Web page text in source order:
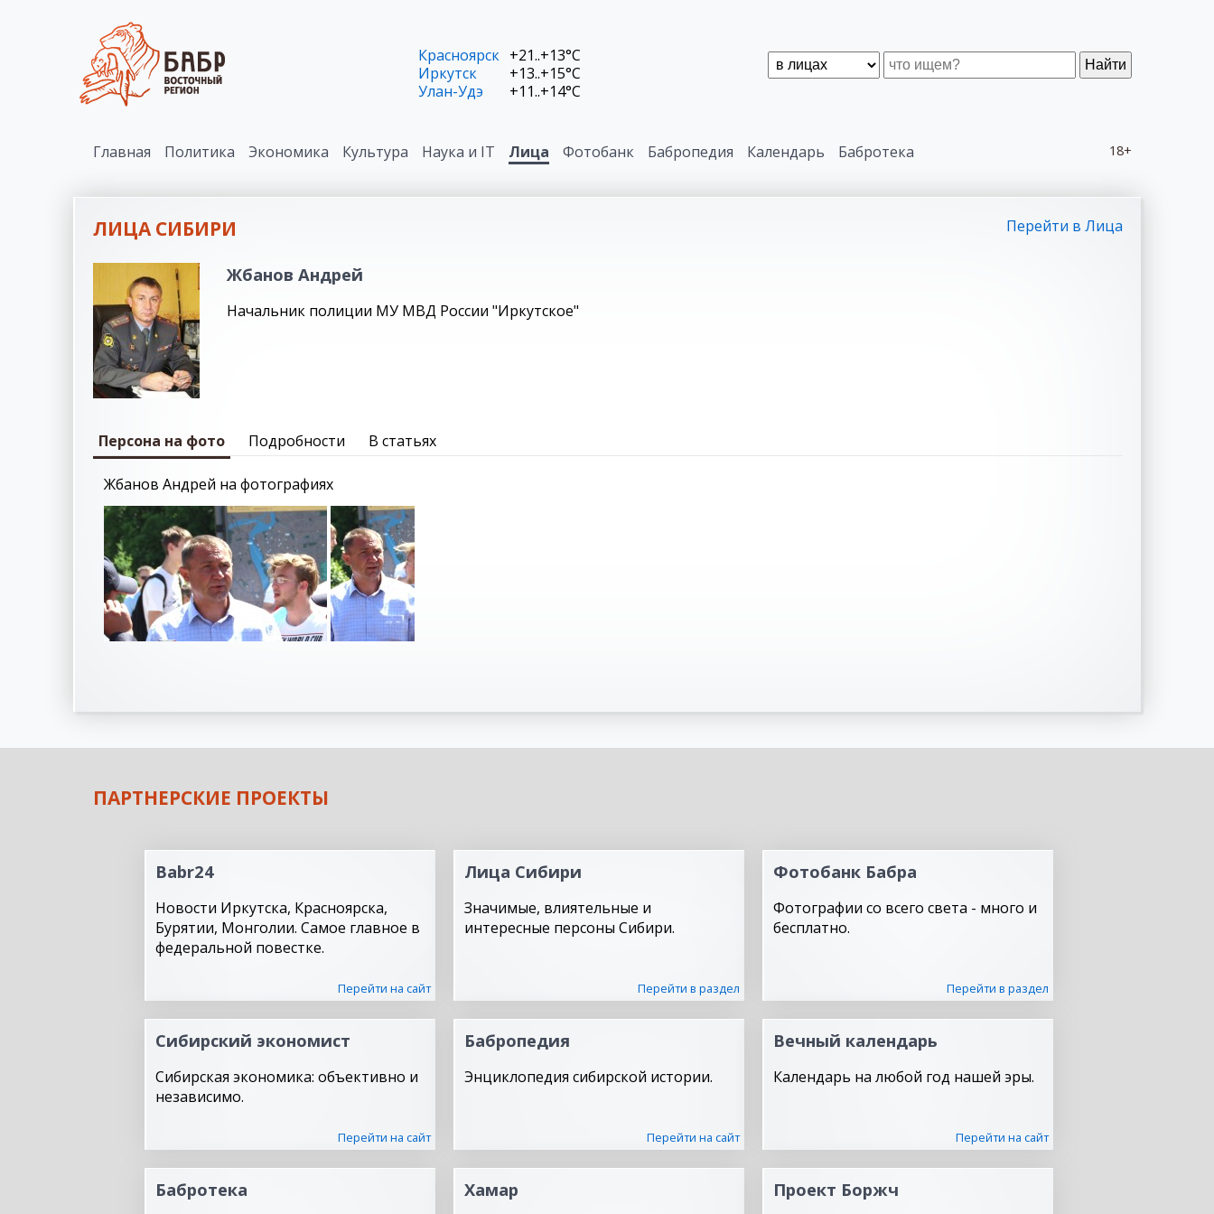
Найти
Красноярск +21..+13°C
Иркутск
+13..+15°C
Улан-Удэ
+11..+14°C
18+
Главная Политика Экономика Культура Наука и IT Лица Фотобанк Бабропедия Календарь Бабротека
ЛИЦА СИБИРИ Перейти в Лица
Жбанов Андрей
Начальник полиции МУ МВД России "Иркутское"
Персона на фото Подробности В статьях
Жбанов Андрей на фотографиях
ПАРТНЕРСКИЕ ПРОЕКТЫ
Babr24
Новости Иркутска, Красноярска,
Бурятии, Монголии. Самое главное в
федеральной повестке.
Перейти на сайт
Лица Сибири
Значимые, влиятельные и
интересные персоны Сибири.
Перейти в раздел
Фотобанк Бабра
Фотографии со всего света - много и
бесплатно.
Перейти в раздел
Сибирский экономист
Сибирская экономика: объективно и
независимо.
Перейти на сайт
Бабропедия
Энциклопедия сибирской истории.
Перейти на сайт
Вечный календарь
Календарь на любой год нашей эры.
Перейти на сайт
Бабротека Хамар Проект Боржч